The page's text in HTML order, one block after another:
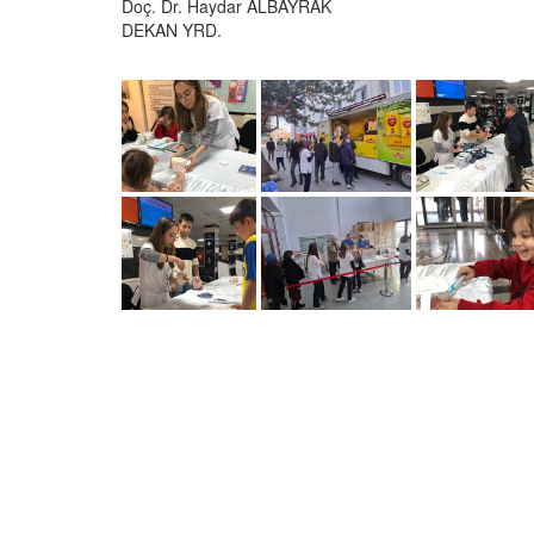
Doç. Dr. Haydar ALBAYRAK
DEKAN YRD.